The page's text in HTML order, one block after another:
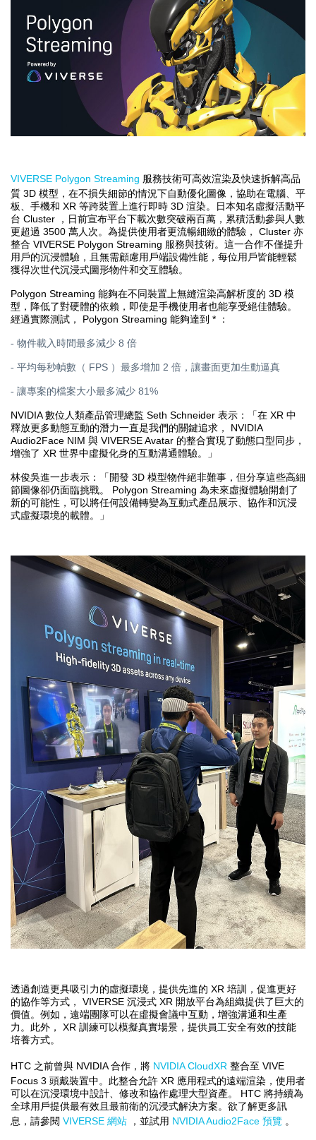
VIVERSE Polygon Streaming 服務技術可高效渲染及快速拆解高品
質 3D 模型，在不損失細節的情況下自動優化圖像，協助在電腦、平
板、手機和 XR 等跨裝置上進行即時 3D 渲染。日本知名虛擬活動平
台 Cluster
，日前宣布平台下載次數突破兩百萬，累積活動參與人數
更超過 3500 萬人次。為提供使用者更流暢細緻的體驗， Cluster 亦
整合 VIVERSE Polygon Streaming 服務與技術。這一合作不僅提升
用戶的沉浸體驗，且無需顧慮用戶端設備性能，每位用戶皆能輕鬆
獲得次世代沉浸式圖形物件和交互體驗。
Polygon Streaming 能夠在不同裝置上無縫渲染高解析度的 3D 模
型，降低了對硬體的依賴，即使是手機使用者也能享受絕佳體驗。
經過實際測試， Polygon Streaming 能夠達到 * ：
- 物件載入時間最多減少 8 倍
- 平均每秒幀數（ FPS ）最多增加 2 倍，讓畫面更加生動逼真
- 讓專案的檔案大小最多減少 81%
NVIDIA 數位人類產品管理總監 Seth Schneider 表示：「在 XR 中
釋放更多動態互動的潛力一直是我們的關鍵追求， NVIDIA
Audio2Face NIM 與 VIVERSE Avatar 的整合實現了動態口型同步，
增強了 XR 世界中虛擬化身的互動溝通體驗。」
林俊吳進一步表示：「開發 3D 模型物件絕非難事，但分享這些高細
節圖像卻仍面臨挑戰。 Polygon Streaming 為未來虛擬體驗開創了
新的可能性，可以將任何設備轉變為互動式產品展示、協作和沉浸
式虛擬環境的載體。」
透過創造更具吸引力的虛擬環境，提供先進的 XR 培訓，促進更好
的協作等方式， VIVERSE 沉浸式 XR 開放平台為組織提供了巨大的
價值。例如，遠端團隊可以在虛擬會議中互動，增強溝通和生產
力。此外， XR 訓練可以模擬真實場景，提供員工安全有效的技能
培養方式。
HTC 之前曾與 NVIDIA 合作，將 NVIDIA CloudXR 整合至 VIVE
Focus 3 頭戴裝置中。此整合允許 XR 應用程式的遠端渲染，使用者
可以在沉浸環境中設計、修改和協作處理大型資產。 HTC 將持續為
全球用戶提供最有效且最前衛的沉浸式解決方案。欲了解更多訊
息，請參閱 VIVERSE 網站 ，並試用 NVIDIA Audio2Face 預覽 。